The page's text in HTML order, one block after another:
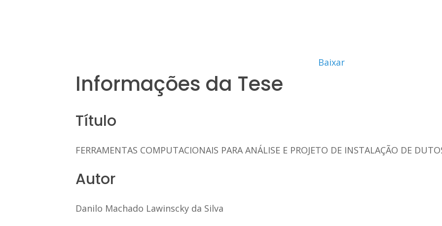
Baixar
Informações da Tese
Título
FERRAMENTAS COMPUTACIONAIS PARA ANÁLISE E PROJETO DE INSTALAÇÃO DE
Autor
Danilo Machado Lawinscky da Silva